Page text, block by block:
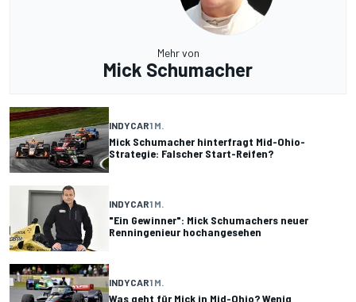
Mehr von
Mick Schumacher
INDYCAR1 M.
Mick Schumacher hinterfragt Mid-Ohio-
Strategie: Falscher Start-Reifen?
INDYCAR1 M.
"Ein Gewinner": Mick Schumachers neuer
Renningenieur hochangesehen
INDYCAR1 M.
Was geht für Mick in Mid-Ohio? Wenig